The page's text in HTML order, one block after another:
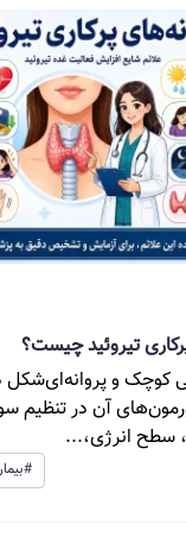
تیروئید چیست؟
کوچک و
آن در تنظیم
سطح انرژی،...